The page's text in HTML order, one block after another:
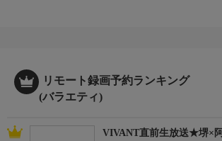
リモート録画予約ランキング
(バラエティ)
VIVANT直前生放送★堺×